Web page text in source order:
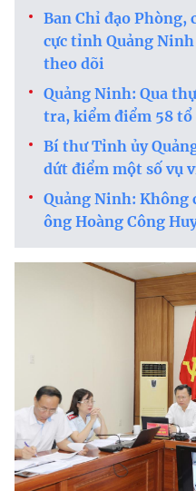
Ban Chỉ đạo
cực tỉnh Quảng
theo dõi
Quảng Ninh: Qua
tra, kiểm điểm 58 tổ
Bí thư Tỉnh ủy
dứt điểm một số vụ
Quảng Ninh: Không
ông Hoàng Công